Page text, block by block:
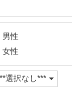
男性
女性